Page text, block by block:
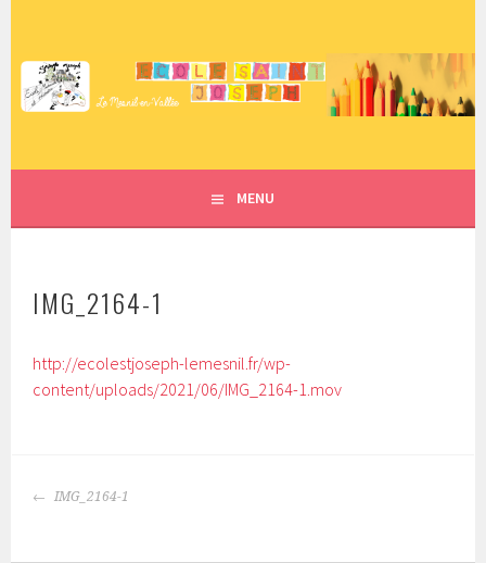
contenu
principalECOLE SAINT JOSEPH – LE
MESNIL EN VALLÉE
MENU
IMG_2164-1
http://ecolestjoseph-lemesnil.fr/wp-
content/uploads/2021/06/IMG_2164-1.mov
NAVIGATION
IMG_2164-1